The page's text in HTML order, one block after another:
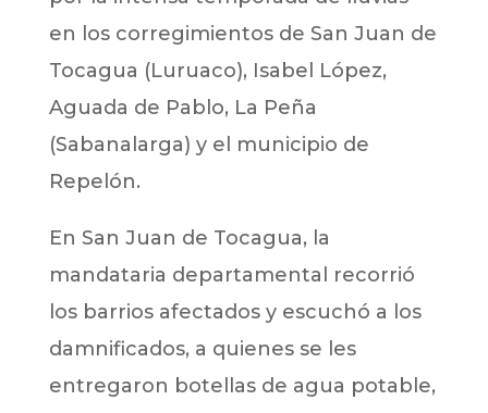
en los corregimientos de San Juan de
Tocagua (Luruaco), Isabel López,
Aguada de Pablo, La Peña
(Sabanalarga) y el municipio de
Repelón.
En San Juan de Tocagua, la
mandataria departamental recorrió
los barrios afectados y escuchó a los
damnificados, a quienes se les
entregaron botellas de agua potable,